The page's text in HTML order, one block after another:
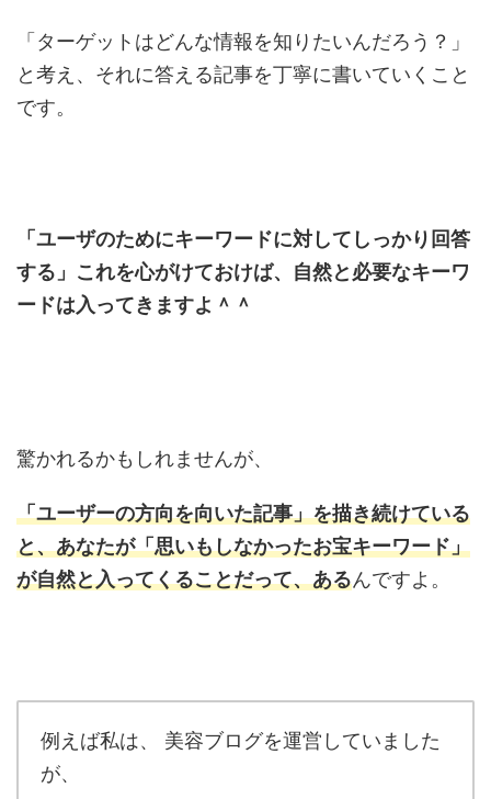
「ターゲットはどんな情報を知りたいんだろう？」
と考え、それに答える記事を丁寧に書いていくこと
です。
「ユーザのためにキーワードに対してしっかり回答
する」これを心がけておけば、自然と必要なキーワ
ードは入ってきますよ＾＾
驚かれるかもしれませんが、
「ユーザーの方向を向いた記事」を描き続けている
と、あなたが「思いもしなかったお宝キーワード」
が自然と入ってくることだって、あるんですよ。
例えば私は、 美容ブログを運営していました
が、